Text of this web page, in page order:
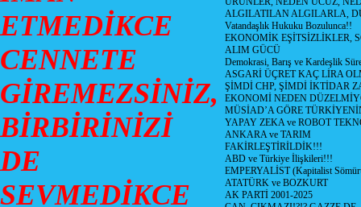
ETMEDİKCE
CENNETE
GİREMEZSİNİZ,
BİRBİRİNİZİ
DE
SEVMEDİKCE
ALGILATILAN ALGILARLA,
Vatandaşlık Hukuku Bozulunca!!
EKONOMİK EŞİTSİZLİKLER,
ALIM GÜCÜ
Demokrasi, Barış ve Kardeşlik
ASGARİ ÜÇRET KAÇ LİRA
ŞİMDİ CHP, ŞİMDİ İKTİDAR
EKONOMİ NEDEN
MÜSİAD’A GÖRE
YAPAY ZEKA ve ROBOT
ANKARA ve TARIM
FAKİRLEŞTİRİLDİK!!!
ABD ve Türkiye İlişkileri!!!
EMPERYALİST (Kapitalist
ATATÜRK ve BOZKURT
AK PARTİ 2001-2025